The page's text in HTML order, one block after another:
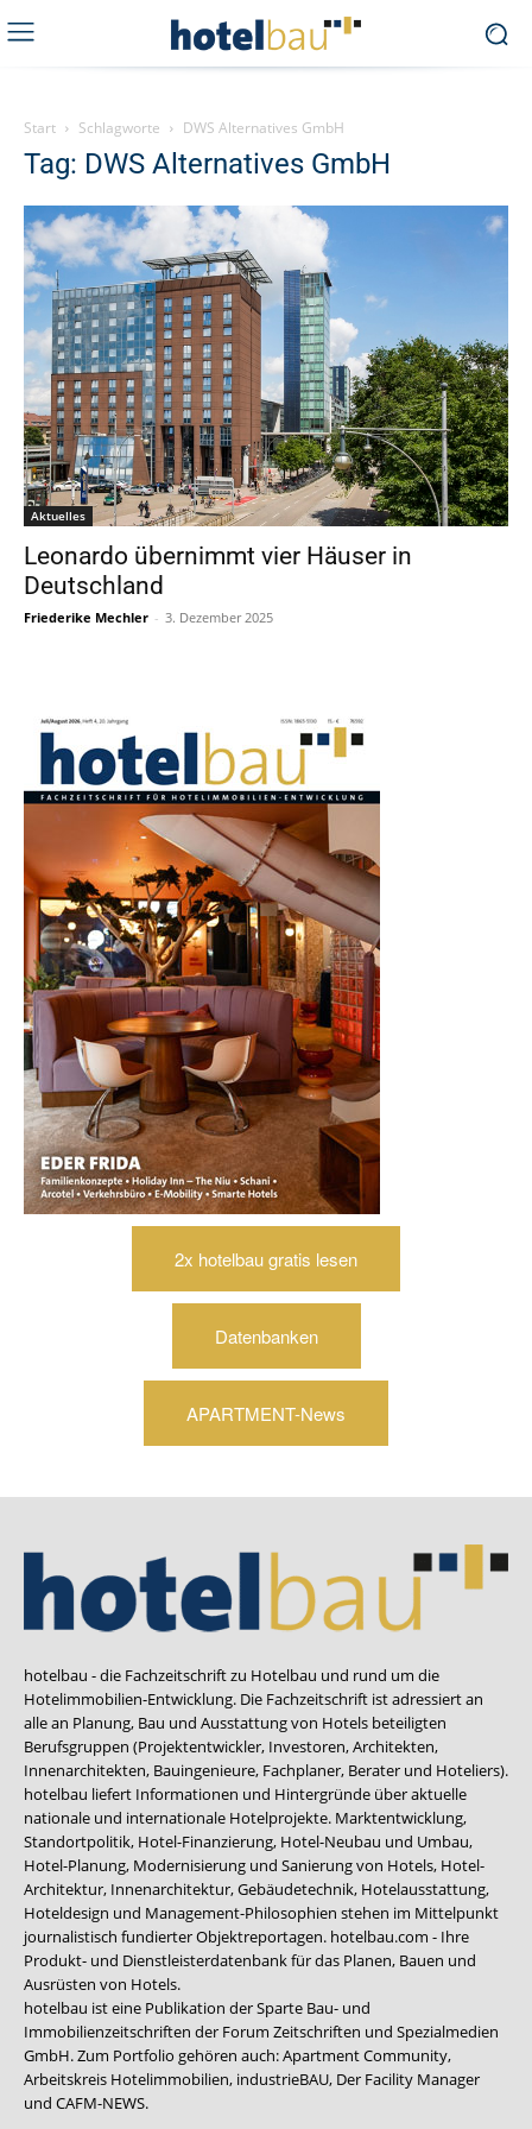
Start Schlagworte DWS Alternatives GmbH
Tag: DWS Alternatives GmbH
Aktuelles
Leonardo übernimmt vier Häuser in
Deutschland
Friederike Mechler - 3. Dezember 2025
2x hotelbau gratis lesen
Datenbanken
APARTMENT-News
hotelbau - die Fachzeitschrift zu Hotelbau und rund um die
Hotelimmobilien-Entwicklung. Die Fachzeitschrift ist adressiert an
alle an Planung, Bau und Ausstattung von Hotels beteiligten
Berufsgruppen (Projektentwickler, Investoren, Architekten,
Innenarchitekten, Bauingenieure, Fachplaner, Berater und Hoteliers).
hotelbau liefert Informationen und Hintergründe über aktuelle
nationale und internationale Hotelprojekte. Marktentwicklung,
Standortpolitik, Hotel-Finanzierung, Hotel-Neubau und Umbau,
Hotel-Planung, Modernisierung und Sanierung von Hotels, Hotel-
Architektur, Innenarchitektur, Gebäudetechnik, Hotelausstattung,
Hoteldesign und Management-Philosophien stehen im Mittelpunkt
journalistisch fundierter Objektreportagen. hotelbau.com - Ihre
Produkt- und Dienstleisterdatenbank für das Planen, Bauen und
Ausrüsten von Hotels.
hotelbau ist eine Publikation der Sparte Bau- und
Immobilienzeitschriften der Forum Zeitschriften und Spezialmedien
GmbH. Zum Portfolio gehören auch:Apartment Community,
Arbeitskreis Hotelimmobilien, industrieBAU, Der Facility Manager
und CAFM-NEWS.